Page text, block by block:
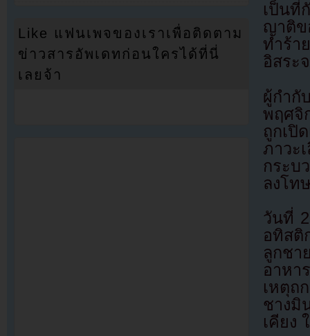
เป็นที่
ญาติข
ทำร้า
อิสระ
ผู้กำกั
พฤศจิ
ถูกเปิ
ภาวะ
กระบ
ลงโท
วันที่
อทิสติ
ลูกชา
อาหา
เหตุถ
ชางมิ
เคียง
Like แฟนเพจของเราเพื่อติดตาม
ข่าวสารอัพเดทก่อนใครได้ที่นี่
เลยจ้า